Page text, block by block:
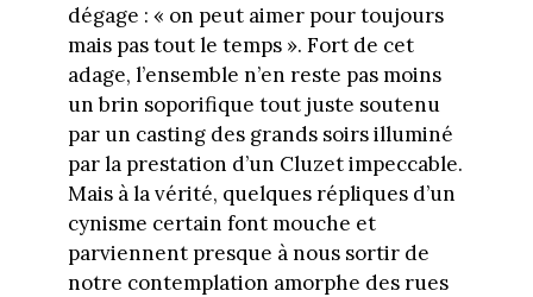
dégage : « on peut aimer pour toujours
mais pas tout le temps ». Fort de cet
adage, l’ensemble n’en reste pas moins
un brin soporifique tout juste soutenu
par un casting des grands soirs illuminé
par la prestation d’un Cluzet impeccable.
Mais à la vérité, quelques répliques d’un
cynisme certain font mouche et
parviennent presque à nous sortir de
notre contemplation amorphe des rues